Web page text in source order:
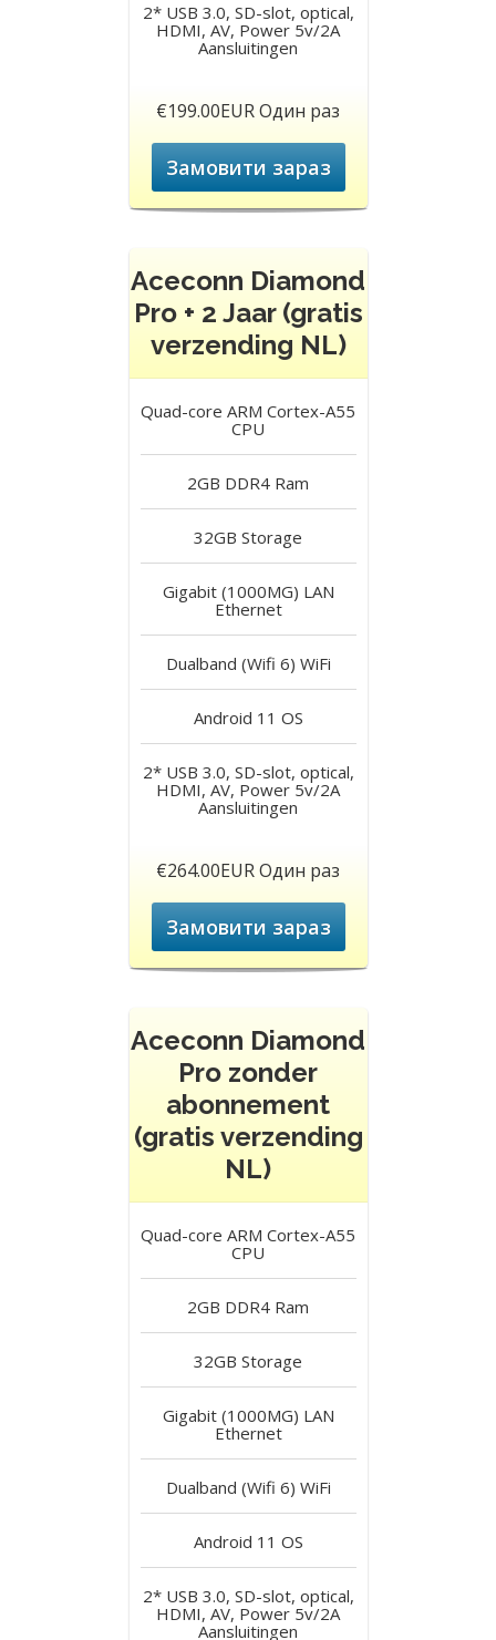
2* USB 3.0, SD-slot, optical,
HDMI, AV, Power 5v/2A
Aansluitingen
€199.00EUR Один раз
Замовити зараз
Aceconn Diamond
Pro + 2 Jaar (gratis
verzending NL)
Quad-core ARM Cortex-A55
CPU
2GB DDR4 Ram
32GB Storage
Gigabit (1000MG) LAN
Ethernet
Dualband (Wifi 6) WiFi
Android 11 OS
2* USB 3.0, SD-slot, optical,
HDMI, AV, Power 5v/2A
Aansluitingen
€264.00EUR Один раз
Замовити зараз
Aceconn Diamond
Pro zonder
abonnement
(gratis verzending
NL)
Quad-core ARM Cortex-A55
CPU
2GB DDR4 Ram
32GB Storage
Gigabit (1000MG) LAN
Ethernet
Dualband (Wifi 6) WiFi
Android 11 OS
2* USB 3.0, SD-slot, optical,
HDMI, AV, Power 5v/2A
Aansluitingen